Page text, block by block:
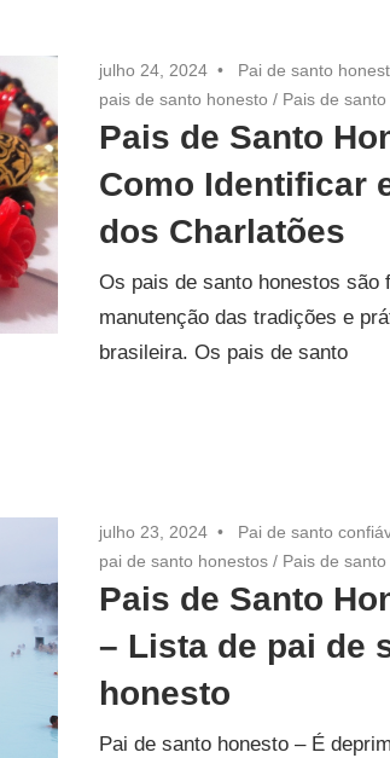
julho 24, 2024 Pai de santo
pais de santo honesto / Pais de
Pais de Santo
Como Identificar
dos Charlatões
Os pais de santo honestos são
manutenção das tradições e
brasileira. Os pais de santo
julho 23, 2024 Pai de santo
pai de santo honestos / Pais de
Pais de Santo
– Lista de pai de
honesto
Pai de santo honesto – É